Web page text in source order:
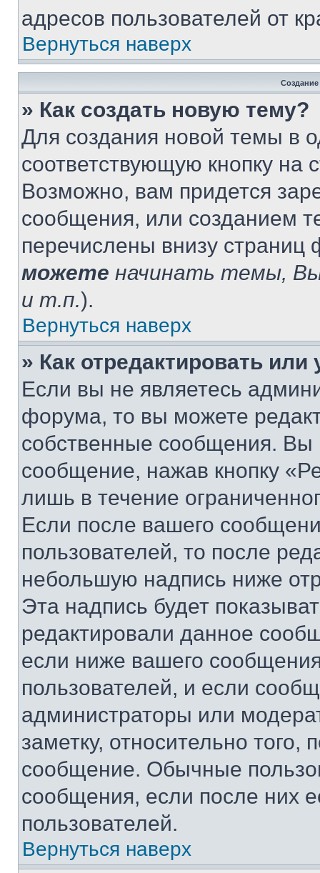
адресов пользователей от
Вернуться наверх
» Как создать новую тему?
Для создания новой темы в
соответствующую кнопку
Возможно, вам придется
сообщения, или созданием
перечислены внизу
можете начинать темы,
и т.п.).
Вернуться наверх
» Как отредактировать
Если вы не являетесь
форума, то вы можете
собственные сообщения. Вы
сообщение, нажав кнопку
лишь в течение
Если после вашего
пользователей, то после
небольшую надпись ниже
Эта надпись будет
редактировали данное
если ниже вашего
пользователей, и если
администраторы или
заметку, относительно
сообщение. Обычные
сообщения, если после них
пользователей.
Вернуться наверх